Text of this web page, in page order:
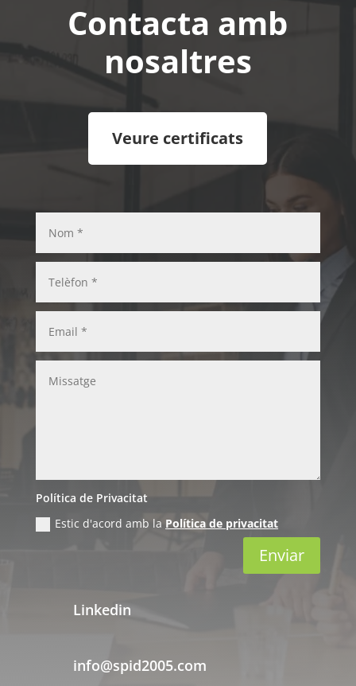
Contacta amb
nosaltres
Veure certificats
Política de Privacitat
Estic d'acord amb la Política de privacitat
Enviar
Linkedin
info@spid2005.com